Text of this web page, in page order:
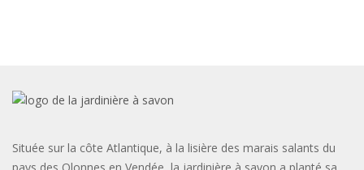
Située sur la côte Atlantique, à la lisière des marais salants du